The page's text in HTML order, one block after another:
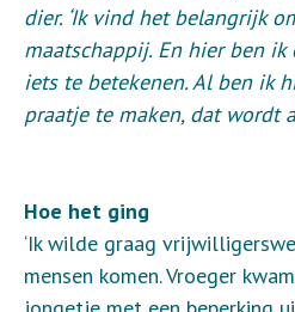
dier. ‘Ik vind het belangrijk
maatschappij. En hier ben
iets te betekenen. Al ben ik
praatje te maken, dat wordt
Hoe het ging
‘Ik wilde graag
mensen komen. Vroeger